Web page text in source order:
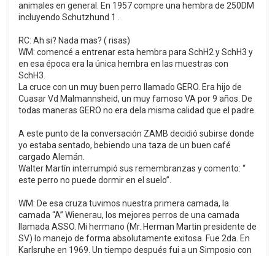
animales en general. En 1957 compre una hembra de 250DM
incluyendo Schutzhund 1 .
RC: Ah si? Nada mas? ( risas)
WM: comencé a entrenar esta hembra para SchH2 y SchH3 y
en esa época era la única hembra en las muestras con
SchH3.
La cruce con un muy buen perro llamado GERO. Era hijo de
Cuasar Vd Malmannsheid, un muy famoso VA por 9 años. De
todas maneras GERO no era dela misma calidad que el padre.
A este punto de la conversación ZAMB decidió subirse donde
yo estaba sentado, bebiendo una taza de un buen café
cargado Alemán.
Walter Martín interrumpió sus remembranzas y comento: “
este perro no puede dormir en el suelo”.
WM: De esa cruza tuvimos nuestra primera camada, la
camada “A” Wienerau, los mejores perros de una camada
llamada ASSO. Mi hermano (Mr. Herman Martin presidente de
SV) lo manejo de forma absolutamente exitosa. Fue 2da. En
Karlsruhe en 1969. Un tiempo después fui a un Simposio con